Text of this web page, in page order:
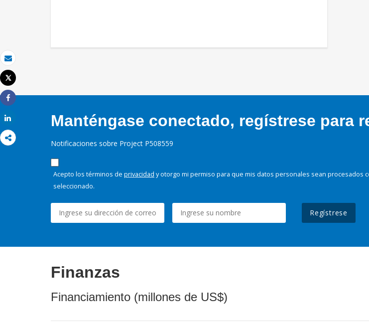
Correo electrónico
Imprimir
Tweet
Share
Manténgase conectado, regístrese para
Notificaciones sobre Project P508559
Acepto los términos de privacidad y otorgo mi permiso para que mis datos personales sean
seleccionado.
Regístrese
Finanzas
Financiamiento (millones de US$)